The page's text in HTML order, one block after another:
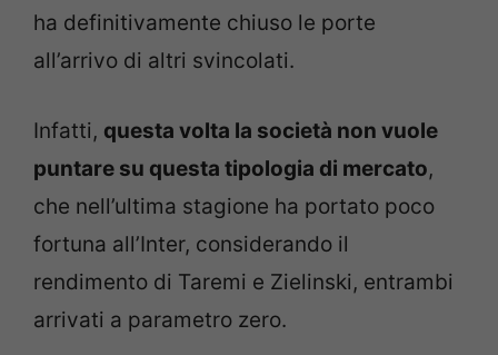
ha definitivamente chiuso le porte
all’arrivo di altri svincolati.
Infatti, questa volta la società non vuole
puntare su questa tipologia di mercato,
che nell’ultima stagione ha portato poco
fortuna all’Inter, considerando il
rendimento di Taremi e Zielinski, entrambi
arrivati a parametro zero.